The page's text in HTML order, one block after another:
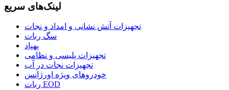
لینک‌های سریع
تجهیزات آتش نشانی و امداد و نجات
سگ ربات
پهپاد
تجهیزات پلیسی و نظامی
تجهیزات نجات در آب
خودروهای ویژه اورژانس
ربات EOD